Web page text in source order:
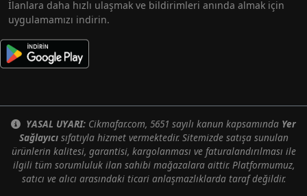
İlanlara daha hızlı ulaşmak ve bildirimleri anında almak için
uygulamamızı indirin.
YASAL UYARI: Cikmafar.com, 5651 sayılı kanun kapsamında Yer
Sağlayıcısıfatıyla hizmet vermektedir. Sitemizde satışa sunulan
ürünlerin kalitesi, garantisi, kargolanması ve faturalandırılması ile
ilgili tüm sorumluluk ilan sahibi mağazalara aittir. Platformumuz,
satıcı ve alıcı arasındaki ticari anlaşmazlıklarda taraf değildir.